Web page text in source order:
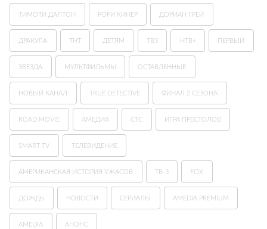
ТИМОТИ ДАЛТОН РОРИ КИНЕР ДОРИАН ГРЕЙ
ДРАКУЛА ТНТ ДЕТЯМ ТВ3 НТВ+ ПЕРВЫЙ
ЗВЕЗДА МУЛЬТФИЛЬМЫ ОСТАВЛЕННЫЕ
НОВЫЙ КАНАЛ TRUE DETECTIVE ФИНАЛ 2 СЕЗОНА
ROAD MOVIE АМЕДИА СТС ИГРА ПРЕСТОЛОВ
SMART TV ТЕЛЕВИДЕНИЕ
АМЕРИКАНСКАЯ ИСТОРИЯ УЖАСОВ ТВ-3 FOX
ДОЖДЬ НОВОСТИ СЕРИАЛЫ AMEDIA PREMIUM
AMEDIA АНОНС